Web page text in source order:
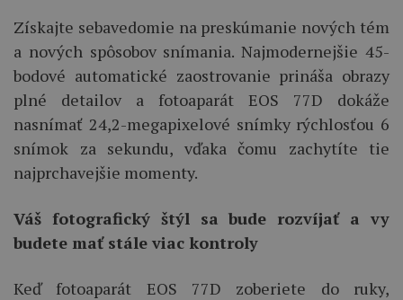
Získajte sebavedomie na preskúmanie nových tém
a nových spôsobov snímania. Najmodernejšie 45-
bodové automatické zaostrovanie prináša obrazy
plné detailov a fotoaparát EOS 77D dokáže
nasnímať 24,2-megapixelové snímky rýchlosťou 6
snímok za sekundu, vďaka čomu zachytíte tie
najprchavejšie momenty.
Váš fotografický štýl sa bude rozvíjať a vy
budete mať stále viac kontroly
Keď fotoaparát EOS 77D zoberiete do ruky,